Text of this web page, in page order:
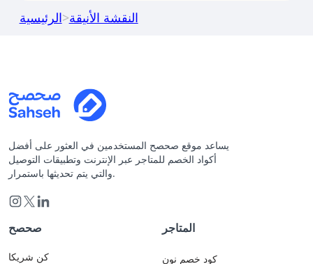
الرئيسية>النقشة الأنيقة
يساعد موقع صحصح المستخدمين في العثور على أفضل
أكواد الخصم للمتاجر عبر الإنترنت وتطبيقات التوصيل
والتي يتم تحديثها باستمرار.
صحصح
كن شريكا
المتاجر
كود خصم نون